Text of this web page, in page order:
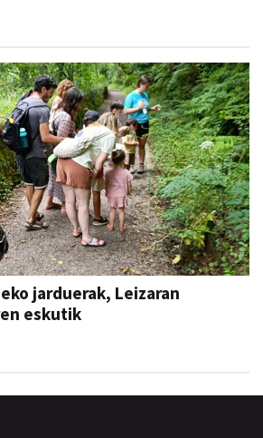
jarduerak, Leizaran
eskutik